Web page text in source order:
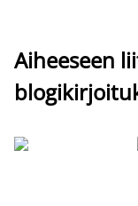
Aiheeseen